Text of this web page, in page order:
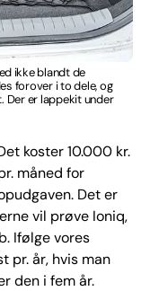
ikke blandt de
forover i to dele, og
Der er lappekit under
koster 10.000 kr.
måned for
Det er
vil prøve Ioniq,
Ifølge vores
pr. år, hvis man
den i fem år.